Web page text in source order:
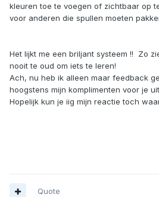
kleuren toe te voegen of zichtbaar op
voor anderen die spullen moeten
Het lijkt me een briljant systeem !! Zo
nooit te oud om iets te leren!
Ach, nu heb ik alleen maar feedback
hoogstens mijn komplimenten voor je
Hopelijk kun je iig mijn reactie toch
Quote